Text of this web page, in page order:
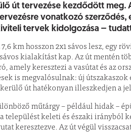
út tervezése kezdődött meg.
vonatkozó
tervek kidolgozása –
km hosszon 2x1 sávos lesz, egy
kialakítást kap. Az út mentén
amely keresztezi a vasútat és az
is megvalósulnak: új
út hatékonyan illeszkedjen a
műtárgy – például hidak –
települést keleti és északi irányból
keresztezve. Az út végül